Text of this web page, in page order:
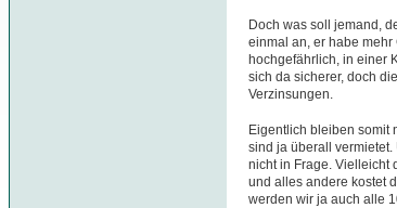
Doch was soll jemand,
einmal an, er habe
hochgefährlich, in einer
sich da sicherer, doch
Verzinsungen.
Eigentlich bleiben somit
sind ja überall vermietet.
nicht in Frage. Vielleicht
und alles andere kostet
werden wir ja auch alle